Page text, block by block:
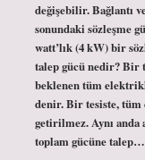
değişebilir. Bağlantı
sonundaki sözleşme
watt’lık (4 kW) bir
talep gücü nedir? Bir
beklenen tüm
denir. Bir tesiste,
getirilmez. Aynı
toplam gücüne talep…